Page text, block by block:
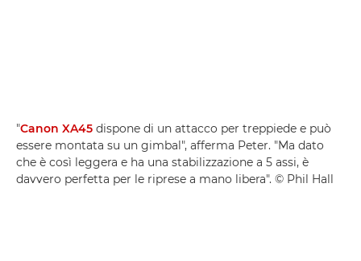
"Canon XA45 dispone di un attacco per treppiede e può
essere montata su un gimbal", afferma Peter. "Ma dato
che è così leggera e ha una stabilizzazione a 5 assi, è
davvero perfetta per le riprese a mano libera". © Phil Hall